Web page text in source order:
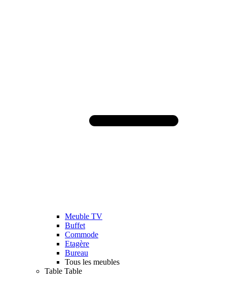
Meuble TV
Buffet
Commode
Etagère
Bureau
Tous les meubles
Table Table